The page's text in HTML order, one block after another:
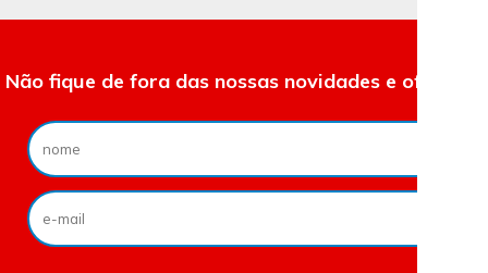
Não fique de fora das nossas novidades e ofertas.